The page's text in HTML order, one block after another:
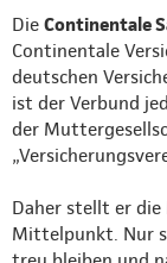
Die Continentale
Continentale
deutschen
ist der Verbund
der
Daher stellt er die
Mittelpunkt. Nur